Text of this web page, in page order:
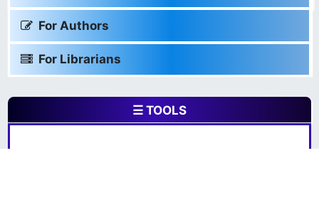
For Authors
For Librarians
☰ TOOLS